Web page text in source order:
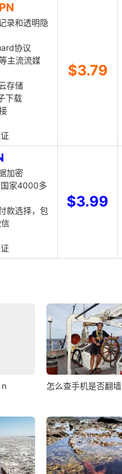
录和透明隐
协议
主流流媒
存储
下载
$3.79
加密
家4000多
款选择，包
$3.99
怎么查手机是否翻墙